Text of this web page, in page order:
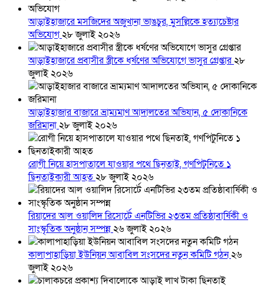
আড়াইহাজারে মস‌জি‌দের অজুখানা ভাঙচুর, মুসল্লিকে হত্যাচেষ্টার
অভিযোগ২৮ জুলাই ২০২৬
আড়াইহাজারে প্রবাসীর স্ত্রীকে ধর্ষণের অভিযোগে ভাসুর গ্রেপ্তার২৮
জুলাই ২০২৬
আড়াইহাজার বাজারে ভ্রাম্যমাণ আদালতের অভিযান, ৫ দোকানিকে
জরিমানা২৮ জুলাই ২০২৬
রোগী নিয়ে হাসপাতালে যাওয়ার পথে ছিনতাই, গণপিটুনিতে ১
ছিনতাইকারী আহত২৮ জুলাই ২০২৬
রিয়াদের আল ওয়ালিদ রিসোর্টে এনটিভির ২৩তম প্রতিষ্ঠাবার্ষিকী ও
সাংস্কৃতিক অনুষ্ঠান সম্পন্ন২৬ জুলাই ২০২৬
কালাপাহাড়িয়া ইউনিয়ন আবাবিল সংসদের নতুন কমিটি গঠন২৬
জুলাই ২০২৬